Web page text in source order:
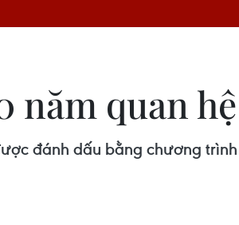
năm quan
đánh dấu bằng chương